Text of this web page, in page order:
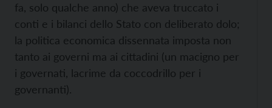
fa, solo qualche anno) che aveva truccato i
conti e i bilanci dello Stato con deliberato dolo;
la politica economica dissennata imposta non
tanto ai governi ma ai cittadini (un macigno per
i governati, lacrime da coccodrillo per i
governanti).